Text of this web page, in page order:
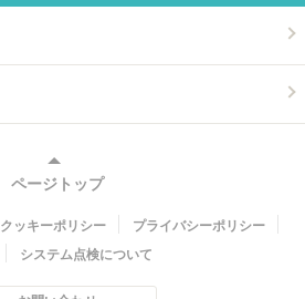
ページトップ
クッキーポリシー
プライバシーポリシー
システム点検について